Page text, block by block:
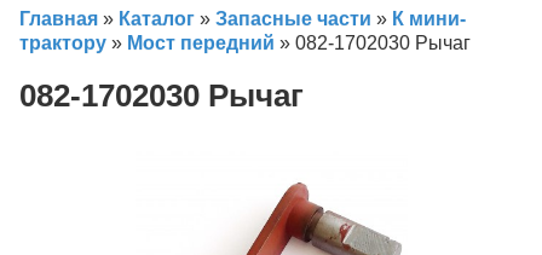
Главная » Каталог » Запасные части » К мини-
трактору » Мост передний » 082-1702030 Рычаг
082-1702030 Рычаг